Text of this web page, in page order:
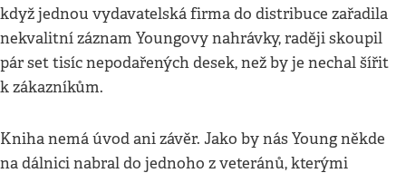
když jednou vydavatelská firma do distribuce zařadila
nekvalitní záznam Youngovy nahrávky, raději skoupil
pár set tisíc nepodařených desek, než by je nechal šířit
k zákazníkům.
Kniha nemá úvod ani závěr. Jako by nás Young někde
na dálnici nabral do jednoho z veteránů, kterými